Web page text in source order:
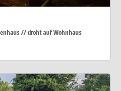
// droht auf Wohnhaus